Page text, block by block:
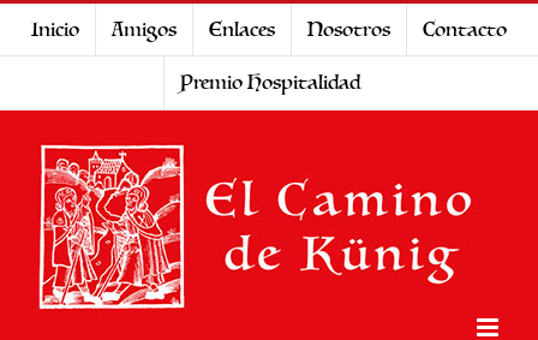
Inicio Amigos Enlaces Nosotros
Contacto
Premio Hospitalidad